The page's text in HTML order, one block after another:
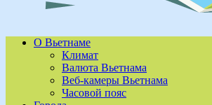
О Вьетнаме
Климат
Валюта Вьетнама
Веб-камеры Вьетнама
Часовой пояс